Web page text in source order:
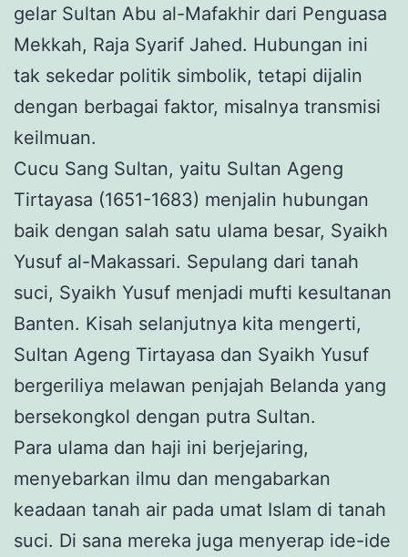
gelar Sultan Abu al-Mafakhir dari Penguasa
Mekkah, Raja Syarif Jahed. Hubungan ini
tak sekedar politik simbolik, tetapi dijalin
dengan berbagai faktor, misalnya transmisi
keilmuan.
Cucu Sang Sultan, yaitu Sultan Ageng
Tirtayasa (1651-1683) menjalin hubungan
baik dengan salah satu ulama besar, Syaikh
Yusuf al-Makassari. Sepulang dari tanah
suci, Syaikh Yusuf menjadi mufti kesultanan
Banten. Kisah selanjutnya kita mengerti,
Sultan Ageng Tirtayasa dan Syaikh Yusuf
bergeriliya melawan penjajah Belanda yang
bersekongkol dengan putra Sultan.
Para ulama dan haji ini berjejaring,
menyebarkan ilmu dan mengabarkan
keadaan tanah air pada umat Islam di tanah
suci. Di sana mereka juga menyerap ide-ide